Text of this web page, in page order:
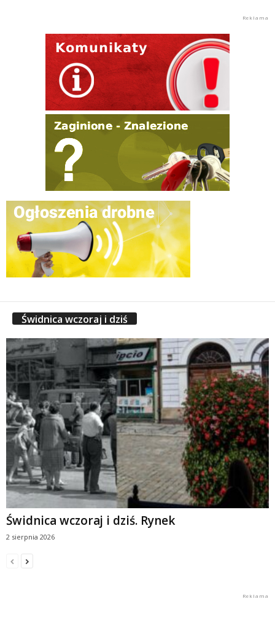
Świdnica wczoraj i dziś
Świdnica wczoraj i dziś. Rynek
2 sierpnia 2026